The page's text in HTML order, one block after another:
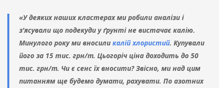
«У деяких наших кластерах ми робили аналізи і
з’ясували що подекуди у ґрунті не вистачає калію.
Минулого року ми вносили калій хлористий. Купували
його за 15 тис. грн/т. Цьогоріч ціна доходить до 50
тис. грн/т. Чи є сенс їх вносити? Звісно, ми над цим
питанням ще будемо думати, рахувати. По азотних